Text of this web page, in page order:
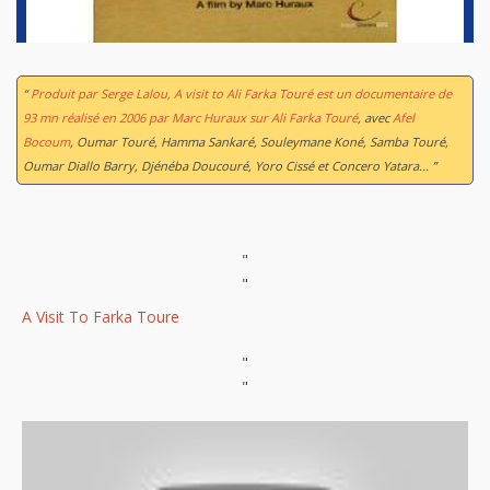
“Produit par Serge Lalou, A visit to Ali Farka Touréest un documentaire de
93 mn réalisé en 2006 par Marc Huraux sur Ali Farka Touré, avecAfel
Bocoum, Oumar Touré, Hamma Sankaré, Souleymane Koné, Samba Touré,
Oumar Diallo Barry, Djénéba Doucouré, Yoro Cissé et Concero Yatara... ”
"
"
A Visit To Farka Toure
"
"